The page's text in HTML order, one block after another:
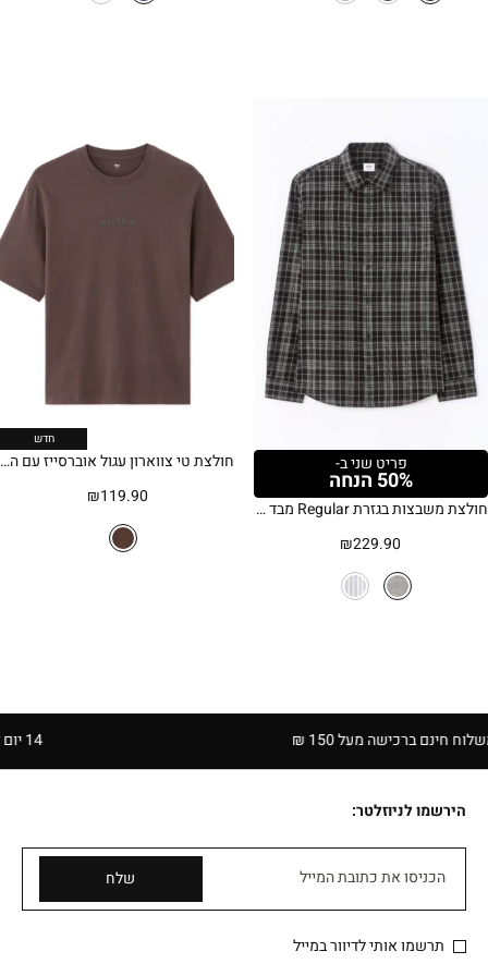
פריט שני ב-
50% הנחה
חולצת משבצות בגזרת Regular מבד סירסאקר
₪229.90
חדש
חולצת טי צווארון עגול אוברסייז עם הדפס – חום
₪119.90
ברכישה מעל 150 ₪
הירשמו לניוזלטר:
הכניסו את כתובת המייל שלח
תרשמו אותי לדיוור במייל